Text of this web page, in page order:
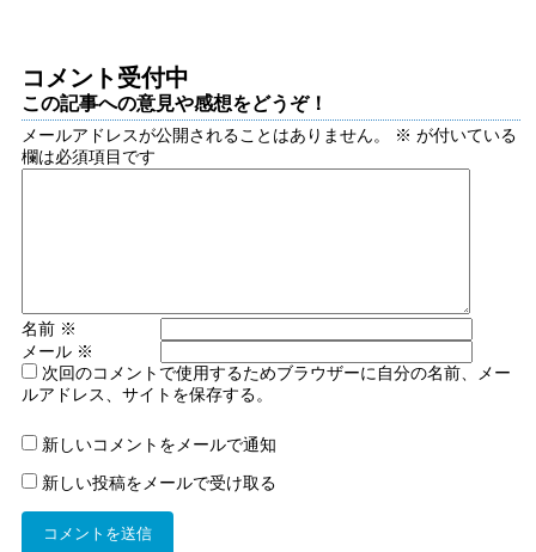
コメント受付中
この記事への意見や感想をどうぞ！
メールアドレスが公開されることはありません。 ※ が付いている
欄は必須項目です
名前 ※
メール ※
次回のコメントで使用するためブラウザーに自分の名前、メー
ルアドレス、サイトを保存する。
新しいコメントをメールで通知
新しい投稿をメールで受け取る